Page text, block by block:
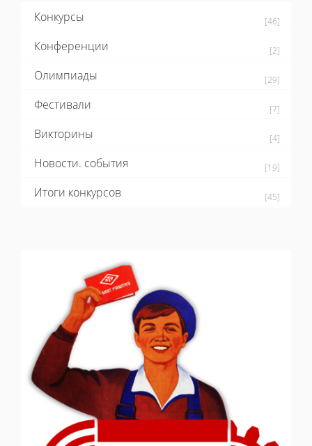
Конкурсы [46]
Конференции [2]
Олимпиады [29]
Фестивали [7]
Викторины [4]
Новости. события [19]
Итоги конкурсов [45]